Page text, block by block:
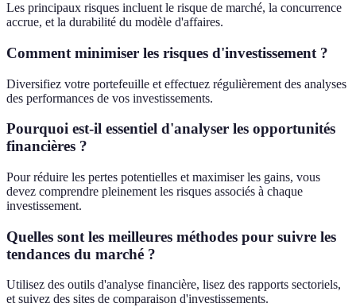
Les principaux risques incluent le risque de marché, la concurrence
accrue, et la durabilité du modèle d'affaires.
Comment minimiser les risques d'investissement ?
Diversifiez votre portefeuille et effectuez régulièrement des analyses
des performances de vos investissements.
Pourquoi est-il essentiel d'analyser les opportunités
financières ?
Pour réduire les pertes potentielles et maximiser les gains, vous
devez comprendre pleinement les risques associés à chaque
investissement.
Quelles sont les meilleures méthodes pour suivre les
tendances du marché ?
Utilisez des outils d'analyse financière, lisez des rapports sectoriels,
et suivez des sites de comparaison d'investissements.